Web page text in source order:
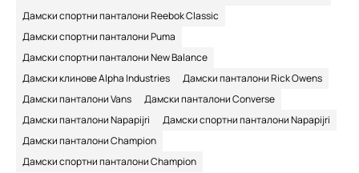
Дамски спортни панталони Reebok Classic
Дамски спортни панталони Puma
Дамски спортни панталони New Balance
Дамски клинове Alpha Industries
Дамски панталони Rick Owens
Дамски панталони Vans
Дамски панталони Converse
Дамски панталони Napapijri
Дамски спортни панталони Napapijri
Дамски панталони Champion
Дамски спортни панталони Champion